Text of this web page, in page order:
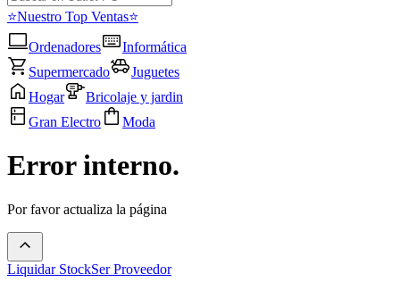
⭐Nuestro Top Ventas⭐
Ordenadores
Informática
Supermercado
Juguetes
Hogar
Bricolaje y jardin
Gran Electro
Moda
Error interno.
Por favor actualiza la página
Liquidar StockSer Proveedor